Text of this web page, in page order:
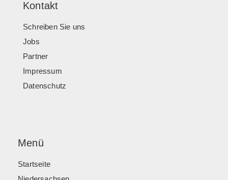
Kontakt
Schreiben Sie uns
Jobs
Partner
Impressum
Datenschutz
Menü
Startseite